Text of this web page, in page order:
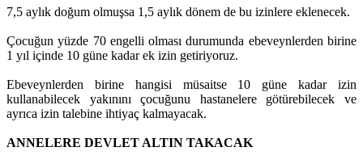
7,5 aylık doğum olmuşsa 1,5 aylık dönem de bu izinlere eklenecek.
Çocuğun yüzde 70 engelli olması durumunda ebeveynlerden birine
1 yıl içinde 10 güne kadar ek izin getiriyoruz.
Ebeveynlerden birine hangisi müsaitse 10 güne kadar izin
kullanabilecek yakınını çocuğunu hastanelere götürebilecek ve
ayrıca izin talebine ihtiyaç kalmayacak.
ANNELERE DEVLET ALTIN TAKACAK